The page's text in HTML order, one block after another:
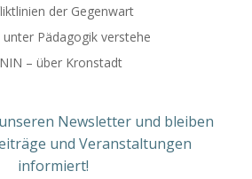
der Gegenwart
unter Pädagogik verstehe
– über Kronstadt
Newsletter und bleiben
und Veranstaltungen
informiert!